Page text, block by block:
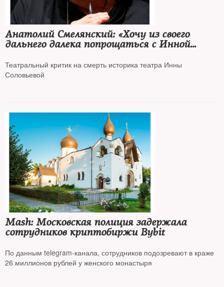
Анатолий Смелянский: «Хочу из своего
дальнего далека попрощаться с Инной
Театральный критик на смерть историка театра Инны
Соловьевой
Mash: Московская полиция задержала
сотрудников криптобиржи Bybit
По данным telegram-канала, сотрудников подозревают в краже
26 миллионов рублей у женского монастыря